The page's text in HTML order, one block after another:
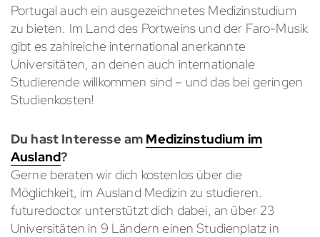
Portugal auch ein ausgezeichnetes Medizinstudium
zu bieten. Im Land des Portweins und der Faro-Musik
gibt es zahlreiche international anerkannte
Universitäten, an denen auch internationale
Studierende willkommen sind – und das bei geringen
Studienkosten!
Du hast Interesse am Medizinstudium im
Ausland?
Gerne beraten wir dich kostenlos über die
Möglichkeit, im Ausland Medizin zu studieren.
futuredoctor unterstützt dich dabei, an über 23
Universitäten in 9 Ländern einen Studienplatz in